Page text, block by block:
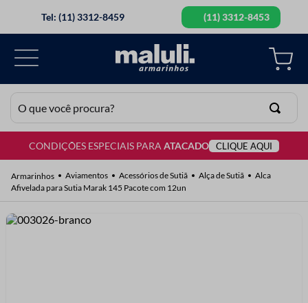
Tel: (11) 3312-8459 (11) 3312-8453
O que você procura?
CONDIÇÕES ESPECIAIS PARAATACADO CLIQUE AQUI
Aviamentos Acessórios de Sutiã Alça de Sutiã
Alca
Afivelada para Sutia Marak 145 Pacote com 12un
TERMOS MAIS BUSCADOS
2º
barbante
3º
botão